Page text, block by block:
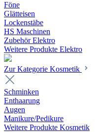
Föne
Glätteisen
Lockenstäbe
HS Maschinen
Zubehör Elektro
Weitere Produkte Elektro
Zur Kategorie Kosmetik
Schminken
Enthaarung
Augen
Manikure/Pedikure
Weitere Produkte Kosmetik